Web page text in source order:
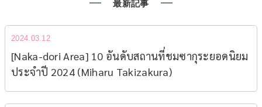
最新記事
2024.03.12
[Naka-dori Area] 10 อันดับสถานที่ชมซากุระยอดนิยม​
ประจำปี 2024 (Miharu Takizakura)